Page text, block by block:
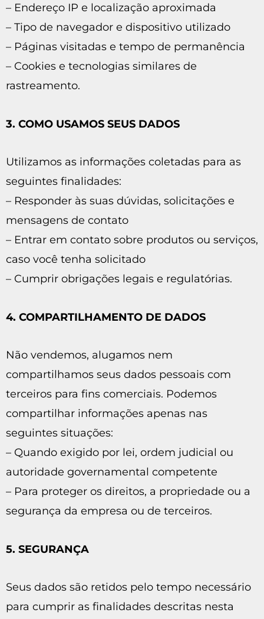
– Endereço IP e localização aproximada
– Tipo de navegador e dispositivo utilizado
– Páginas visitadas e tempo de permanência
– Cookies e tecnologias similares de
rastreamento.
3. COMO USAMOS SEUS DADOS
Utilizamos as informações coletadas para as
seguintes finalidades:
– Responder às suas dúvidas, solicitações e
mensagens de contato
– Entrar em contato sobre produtos ou serviços,
caso você tenha solicitado
– Cumprir obrigações legais e regulatórias.
4. COMPARTILHAMENTO DE DADOS
Não vendemos, alugamos nem
compartilhamos seus dados pessoais com
terceiros para fins comerciais. Podemos
compartilhar informações apenas nas
seguintes situações:
– Quando exigido por lei, ordem judicial ou
autoridade governamental competente
– Para proteger os direitos, a propriedade ou a
segurança da empresa ou de terceiros.
5. SEGURANÇA
Seus dados são retidos pelo tempo necessário
para cumprir as finalidades descritas nesta